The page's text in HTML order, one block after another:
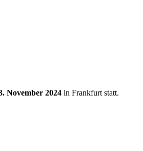
November 2024 in Frankfurt statt.